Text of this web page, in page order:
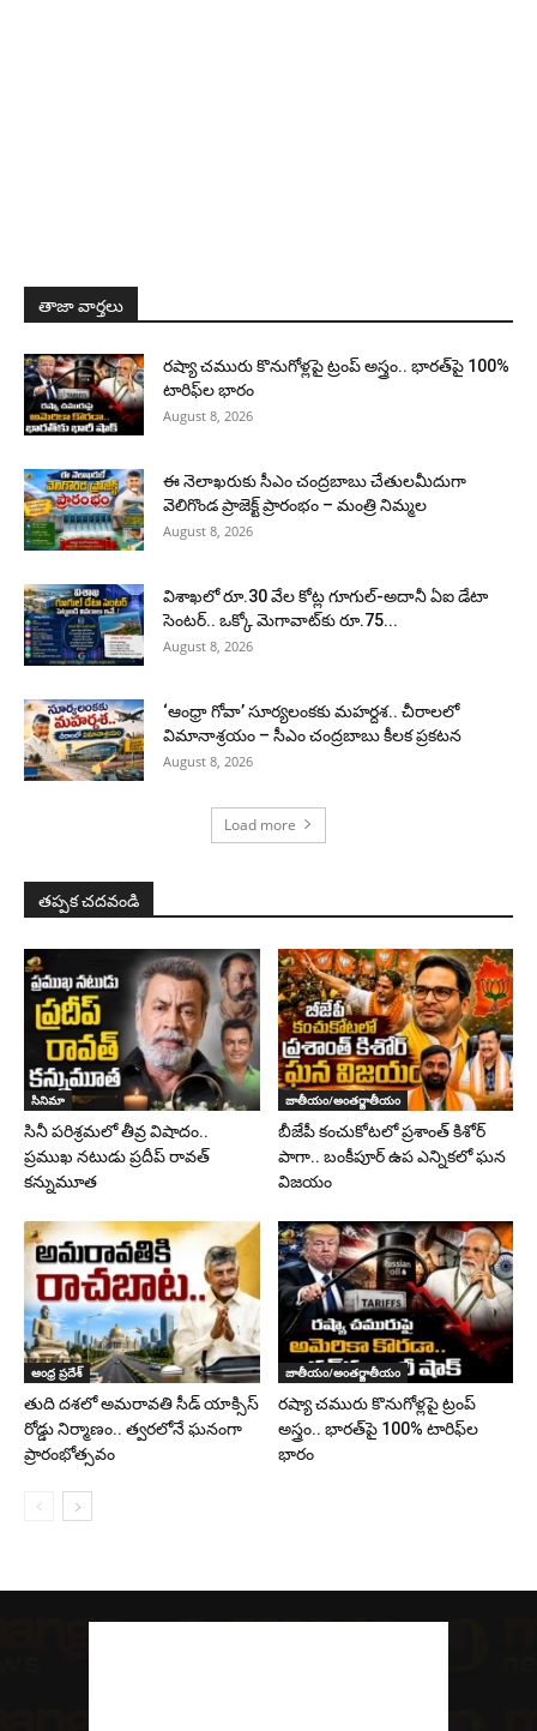
తాజా వార్తలు
రష్యా చమురు కొనుగోళ్లపై ట్రంప్ అస్త్రం.. భారత్‌పై 100%
టారిఫ్‌ల భారం
August 8, 2026
ఈ నెలాఖరుకు సీఎం చంద్రబాబు చేతులమీదుగా
వెలిగొండ ప్రాజెక్ట్‌ ప్రారంభం – మంత్రి నిమ్మల
August 8, 2026
విశాఖలో రూ.30 వేల కోట్ల గూగుల్-అదానీ ఏఐ డేటా
సెంటర్.. ఒక్కో మెగావాట్‌కు రూ.75...
August 8, 2026
‘ఆంధ్రా గోవా’ సూర్యలంకకు మహర్దశ.. చీరాలలో
విమానాశ్రయం – సీఎం చంద్రబాబు కీలక ప్రకటన
August 8, 2026
Load more
తప్పక చదవండి
సినిమా
సినీ పరిశ్రమలో తీవ్ర విషాదం..
ప్రముఖ నటుడు ప్రదీప్ రావత్
కన్నుమూత
జాతీయం/అంతర్జాతీయం
బీజేపీ కంచుకోటలో ప్రశాంత్ కిశోర్
పాగా.. బంకీపూర్ ఉప ఎన్నికలో ఘన
విజయం
ఆంధ్ర ప్రదేశ్
తుది దశలో అమరావతి సీడ్ యాక్సిస్
రోడ్డు నిర్మాణం.. త్వరలోనే ఘనంగా
ప్రారంభోత్సవం
జాతీయం/అంతర్జాతీయం
రష్యా చమురు కొనుగోళ్లపై ట్రంప్
అస్త్రం.. భారత్‌పై 100% టారిఫ్‌ల
భారం